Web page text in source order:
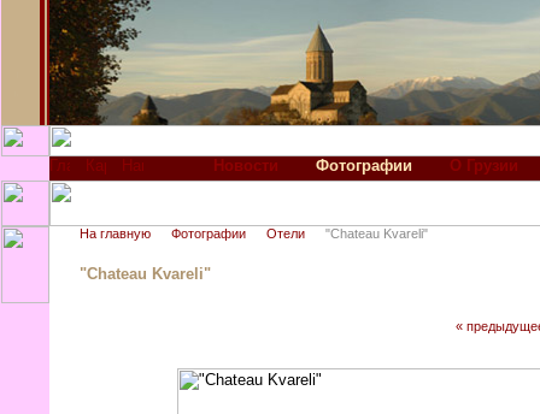
Новости Фотографии О Грузии
На главную Фотографии Отели "Chateau Kvareli"
"Chateau Kvareli"
«